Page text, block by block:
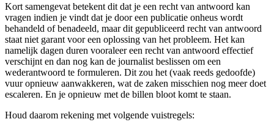
Kort samengevat betekent dit dat je een recht van antwoord kan
vragen indien je vindt dat je door een publicatie onheus wordt
behandeld of benadeeld, maar dit gepubliceerd recht van antwoord
staat niet garant voor een oplossing van het probleem. Het kan
namelijk dagen duren vooraleer een recht van antwoord effectief
verschijnt en dan nog kan de journalist beslissen om een
wederantwoord te formuleren. Dit zou het (vaak reeds gedoofde)
vuur opnieuw aanwakkeren, wat de zaken misschien nog meer doet
escaleren. En je opnieuw met de billen bloot komt te staan.
Houd daarom rekening met volgende vuistregels: